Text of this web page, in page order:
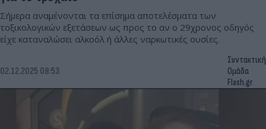
Σήμερα αναμένονται τα επίσημα αποτελέσματα των
τοξικολογικών εξετάσεων ως προς το αν ο 29χρονος οδηγός
είχε καταναλώσει αλκοόλ ή άλλες ναρκωτικές ουσίες.
02.12.2025 08:53
Συντακτική
Ομάδα
Flash.gr